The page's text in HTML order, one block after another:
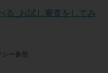
ー参照